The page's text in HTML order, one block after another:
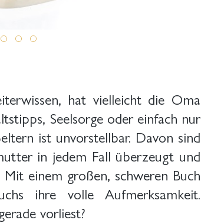
hat vielleicht die Oma
Seelsorge oder einfach nur
ist unvorstellbar. Davon sind
in jedem Fall überzeugt und
einem großen, schweren Buch
ihre volle Aufmerksamkeit.
vorliest?